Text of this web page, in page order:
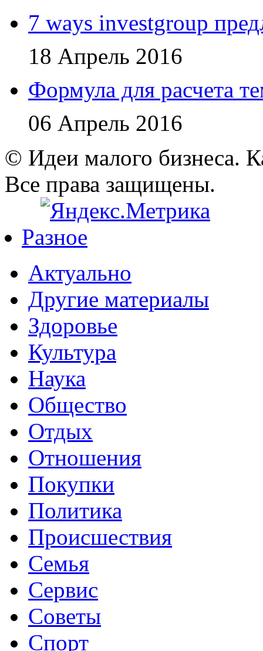
7 ways investgroup
18 Апрель 2016
Формула для расчета
06 Апрель 2016
© Идеи малого бизнеса.
Все права защищены.
Разное
Актуально
Другие материалы
Здоровье
Культура
Наука
Общество
Отдых
Отношения
Покупки
Политика
Происшествия
Семья
Сервис
Советы
Спорт